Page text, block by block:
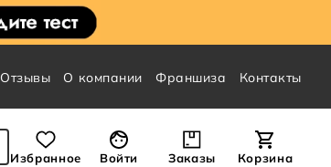
Отзывы О компании Франшиза Контакты
Избранное Войти Заказы Корзина